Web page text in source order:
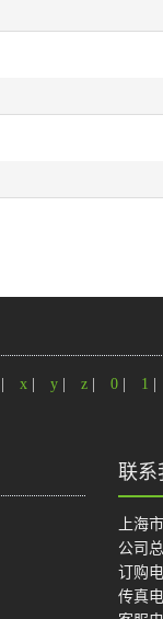
x y z 0 1
联系
上海
公司
订购
传真